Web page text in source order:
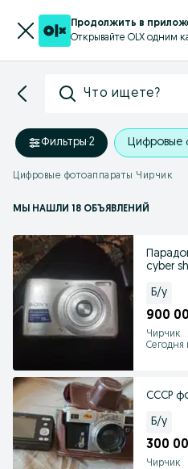
Продолжить в
Открывайте OLX одним
Что ищете?
Фильтры·2 Цифровые
Цифровые фотоаппараты Чирчик
МЫ НАШЛИ 18 ОБЪЯВЛЕНИЙ
cyber
Б/у
900
Чирчик
Сегодня в
СССР
Б/у
300
Чирчик